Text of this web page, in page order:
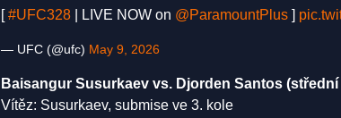
[#UFC328 | LIVE NOW on @ParamountPlus ]
— UFC (@ufc) May 9, 2026
Baisangur Susurkaev vs. Djorden Santos (střední
Vítěz: Susurkaev, submise ve 3. kole